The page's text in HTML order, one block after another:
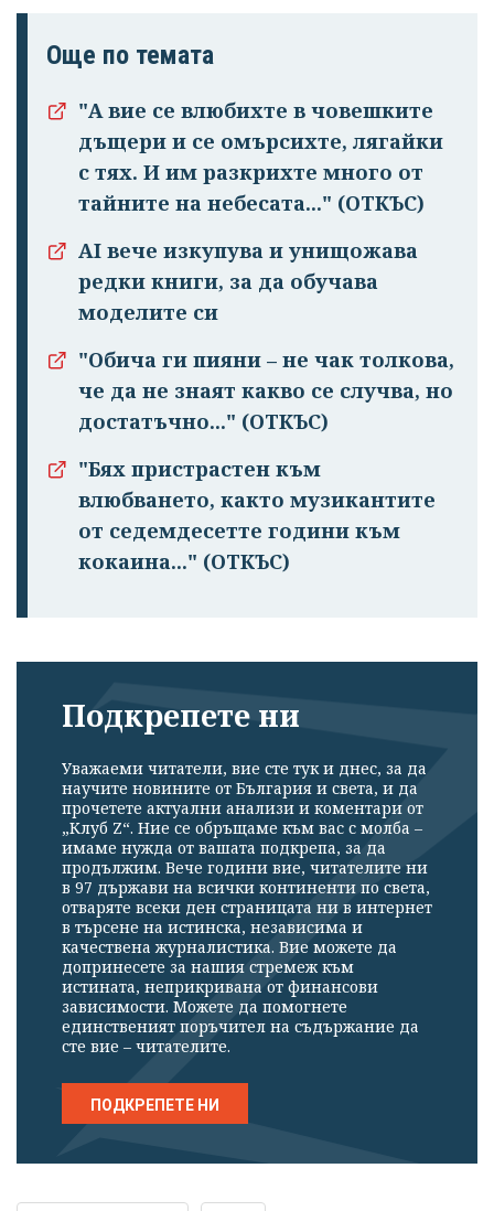
Още по темата
"А вие се влюбихте в чо­вешките
дъщери и се омърсихте, лягайки
с тях. И им раз­крихте много от
тайните на небесата..." (ОТКЪС)
AI вече изкупува и унищожава
редки книги, за да обучава
моделите си
"Обича ги пияни – не чак толкова,
че да не знаят какво се случва, но
достатъчно..." (ОТКЪС)
"Бях пристрастен към
влюбването, както музикантите
от седемдесетте години към
кокаина..." (ОТКЪС)
Подкрепете ни
Уважаеми читатели, вие сте тук и днес, за да
научите новините от България и света, и да
прочетете актуални анализи и коментари от
„Клуб Z“. Ние се обръщаме към вас с молба –
имаме нужда от вашата подкрепа, за да
продължим. Вече години вие, читателите ни
в 97 държави на всички континенти по света,
отваряте всеки ден страницата ни в интернет
в търсене на истинска, независима и
качествена журналистика. Вие можете да
допринесете за нашия стремеж към
истината, неприкривана от финансови
зависимости. Можете да помогнете
единственият поръчител на съдържание да
сте вие – читателите.
ПОДКРЕПЕТЕ НИ